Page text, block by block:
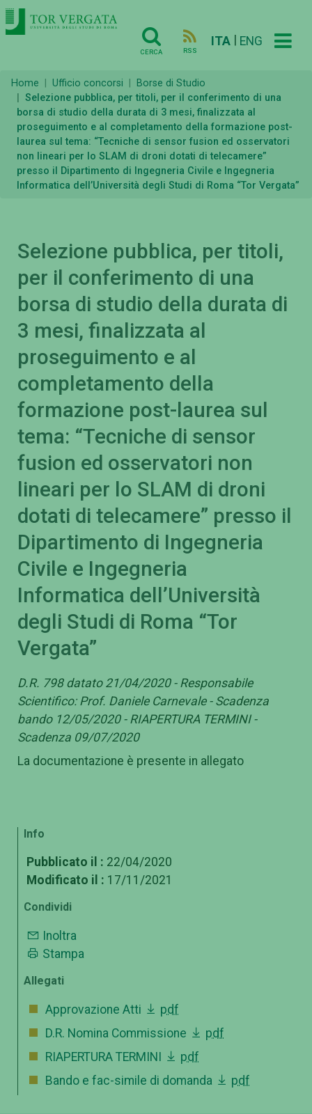
CERCA RSS
ITA ENG
Home Ufficio concorsi
Borse di Studio
Selezione pubblica, per titoli, per il conferimento di una
borsa di studio della durata di 3 mesi, finalizzata al
proseguimento e al completamento della formazione post-
laurea sul tema: “Tecniche di sensor fusion ed osservatori
non lineari per lo SLAM di droni dotati di telecamere”
presso il Dipartimento di Ingegneria Civile e Ingegneria
Informatica dell’Università degli Studi di Roma “Tor Vergata”
Selezione pubblica, per titoli,
per il conferimento di una
borsa di studio della durata di
3 mesi, finalizzata al
proseguimento e al
completamento della
formazione post-laurea sul
tema: “Tecniche di sensor
fusion ed osservatori non
lineari per lo SLAM di droni
dotati di telecamere” presso il
Dipartimento di Ingegneria
Civile e Ingegneria
Informatica dell’Università
degli Studi di Roma “Tor
Vergata”
D.R. 798 datato 21/04/2020 - Responsabile
Scientifico: Prof. Daniele Carnevale - Scadenza
bando 12/05/2020 - RIAPERTURA TERMINI -
Scadenza 09/07/2020
La documentazione è presente in allegato
Info
Pubblicato il : 22/04/2020
Modificato il : 17/11/2021
Condividi
Inoltra
Stampa
Allegati
Approvazione Atti
pdf
D.R. Nomina Commissione
pdf
RIAPERTURA TERMINI
pdf
Bando e fac-simile di domanda
pdf